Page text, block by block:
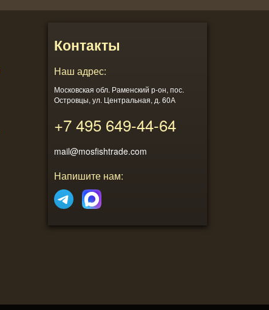
Контакты
Наш адрес:
Московская обл. Раменский р-он, пос.
Островцы, ул. Центральная, д. 60А
+7 495649-44-64
mail@mosfishtrade.com
Напишите нам: